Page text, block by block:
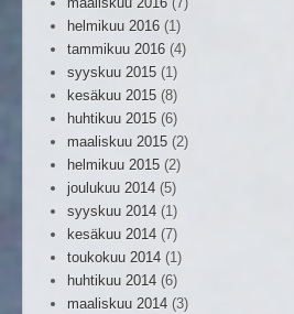
helmikuu 2016 (1)
tammikuu 2016 (4)
syyskuu 2015 (1)
kesäkuu 2015 (8)
huhtikuu 2015 (6)
maaliskuu 2015 (2)
helmikuu 2015 (2)
joulukuu 2014 (5)
syyskuu 2014 (1)
kesäkuu 2014 (7)
toukokuu 2014 (1)
huhtikuu 2014 (6)
maaliskuu 2014 (3)